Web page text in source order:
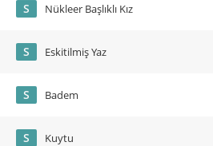
S Nükleer Başlıklı Kız
S Eskitilmiş Yaz
S Badem
S Kuytu